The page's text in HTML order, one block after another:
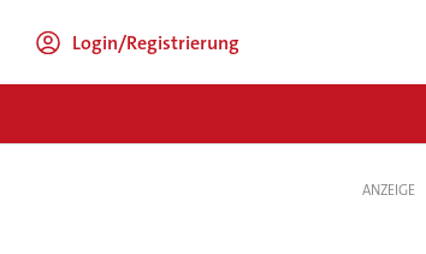
Login/Registrierung
ANZEIGE